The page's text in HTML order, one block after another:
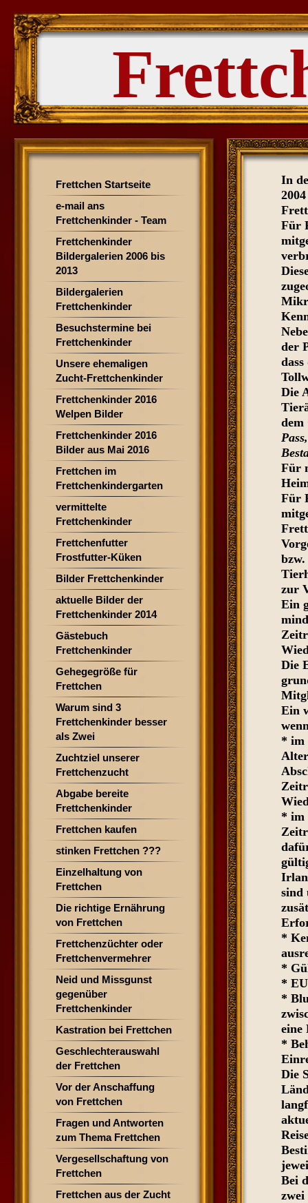
In
Für
der
Die
dem
Für
Für
zur
Ein
Die
Ein
* im
* im
sind
*
*
*
*
eine
*
Die
Bei
Frettchen Startseite
e-mail ans
Frettchenkinder - Team
Frettchenkinder
Bildergalerien 2006 bis
2013
Bildergalerien
Frettchenkinder
Besuchstermine bei
Frettchenkinder
Unsere ehemaligen
Zucht-Frettchenkinder
Frettchenkinder 2016
Welpen Bilder
Frettchenkinder 2016
Bilder aus Mai 2016
Frettchen im
Frettchenkindergarten
vermittelte
Frettchenkinder
Frettchenfutter
Frostfutter-Küken
Bilder Frettchenkinder
aktuelle Bilder der
Frettchenkinder 2014
Gästebuch
Frettchenkinder
Gehegegröße für
Frettchen
Warum sind 3
Frettchenkinder besser
als Zwei
Zuchtziel unserer
Frettchenzucht
Abgabe bereite
Frettchenkinder
Frettchen kaufen
stinken Frettchen ???
Einzelhaltung von
Frettchen
Die richtige Ernährung
von Frettchen
Frettchenzüchter oder
Frettchenvermehrer
Neid und Missgunst
gegenüber
Frettchenkinder
Kastration bei Frettchen
Geschlechterauswahl
der Frettchen
Vor der Anschaffung
von Frettchen
Fragen und Antworten
zum Thema Frettchen
Vergesellschaftung von
Frettchen
Frettchen aus der Zucht